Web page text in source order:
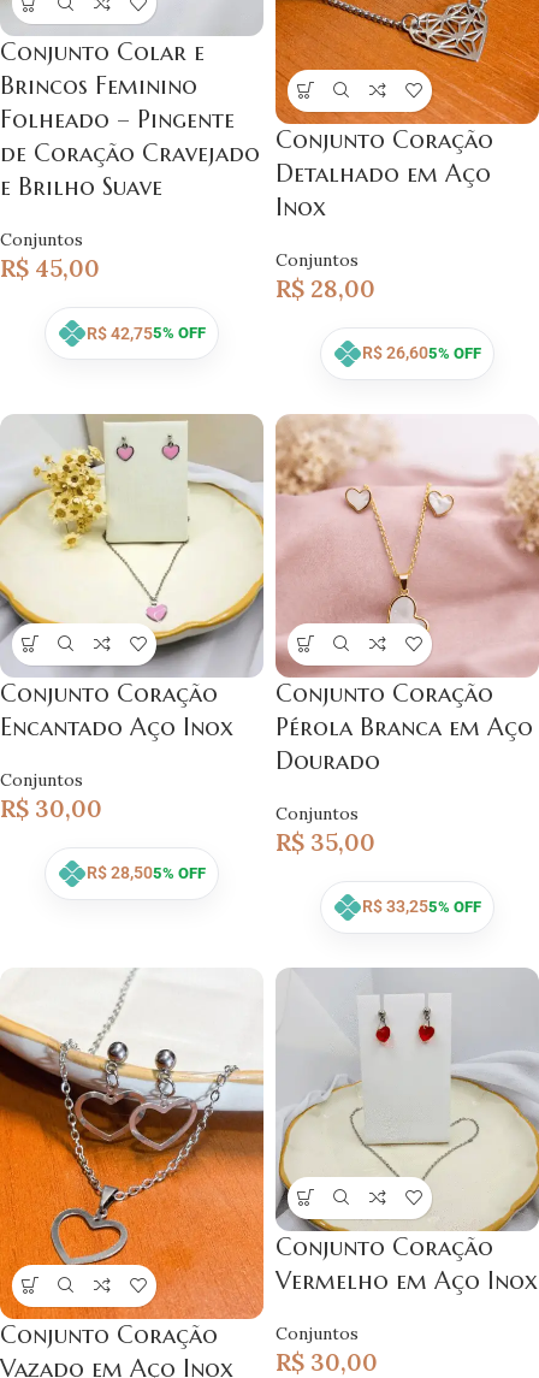
Conjunto Colar e
Brincos Feminino
Folheado – Pingente
de Coração Cravejado
e Brilho Suave
Conjuntos
R$ 45,00
R$42,755% OFF
Conjunto Coração
Detalhado em Aço
Inox
Conjuntos
R$ 28,00
R$26,605% OFF
Conjunto Coração
Encantado Aço Inox
Conjuntos
R$ 30,00
R$28,505% OFF
Conjunto Coração
Pérola Branca em Aço
Dourado
Conjuntos
R$ 35,00
R$33,255% OFF
Conjunto Coração
Vazado em Aço Inox
Conjunto Coração
Vermelho em Aço Inox
Conjuntos
R$ 30,00